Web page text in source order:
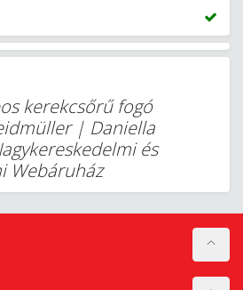
kerekcsőrű fogó
| Daniella
és
Webáruház